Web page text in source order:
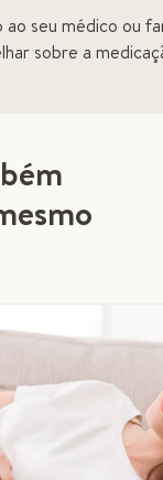
ao seu médico ou
sobre a